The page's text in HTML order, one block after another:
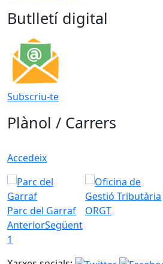
Butlletí digital
Subscriu-te
Plànol / Carrers
Accedeix
Parc del Garraf ORGT
AnteriorSegüent
1